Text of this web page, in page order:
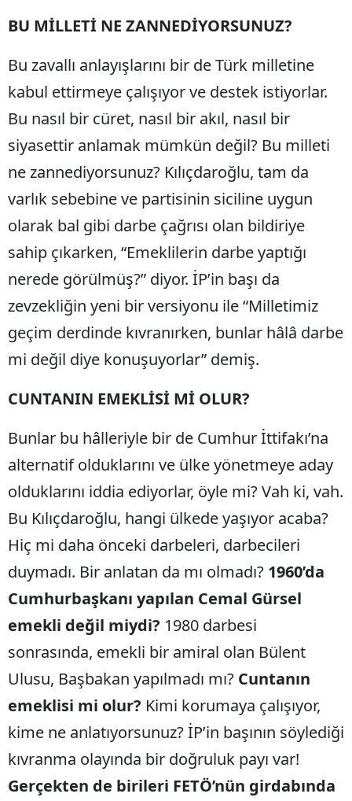
BU MİLLETİ NE ZANNEDİYORSUNUZ?
Bu zavallı anlayışlarını bir de Türk milletine
kabul ettirmeye çalışıyor ve destek istiyorlar.
Bu nasıl bir cüret, nasıl bir akıl, nasıl bir
siyasettir anlamak mümkün değil? Bu milleti
ne zannediyorsunuz? Kılıçdaroğlu, tam da
varlık sebebine ve partisinin siciline uygun
olarak bal gibi darbe çağrısı olan bildiriye
sahip çıkarken, “Emeklilerin darbe yaptığı
nerede görülmüş?” diyor. İP’in başı da
zevzekliğin yeni bir versiyonu ile “Milletimiz
geçim derdinde kıvranırken, bunlar hâlâ darbe
mi değil diye konuşuyorlar” demiş.
CUNTANIN EMEKLİSİ Mİ OLUR?
Bunlar bu hâlleriyle bir de Cumhur İttifakı’na
alternatif olduklarını ve ülke yönetmeye aday
olduklarını iddia ediyorlar, öyle mi? Vah ki, vah.
Bu Kılıçdaroğlu, hangi ülkede yaşıyor acaba?
Hiç mi daha önceki darbeleri, darbecileri
duymadı. Bir anlatan da mı olmadı? 1960’da
Cumhurbaşkanı yapılan Cemal Gürsel
emekli değil miydi? 1980 darbesi
sonrasında, emekli bir amiral olan Bülent
Ulusu, Başbakan yapılmadı mı? Cuntanın
emeklisi mi olur? Kimi korumaya çalışıyor,
kime ne anlatıyorsunuz? İP’in başının söylediği
kıvranma olayında bir doğruluk payı var!
Gerçekten de birileri FETÖ’nün girdabında